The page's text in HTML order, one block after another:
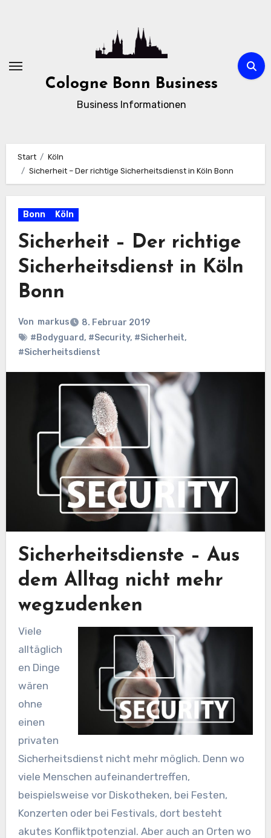
Cologne Bonn Business
Business Informationen
Start
Köln
Sicherheit – Der richtige Sicherheitsdienst in Köln Bonn
Bonn Köln
Sicherheit – Der richtige
Sicherheitsdienst in Köln
Bonn
Von markus
8. Februar 2019
#Bodyguard, #Security, #Sicherheit,
#Sicherheitsdienst
Sicherheitsdienste – Aus
dem Alltag nicht mehr
wegzudenken
Viele
alltäglich
en Dinge
wären
ohne
einen
privaten
Sicherheitsdienst nicht mehr möglich. Denn wo
viele Menschen aufeinandertreffen,
beispielsweise vor Diskotheken, bei Festen,
Konzerten oder bei Festivals, dort besteht
akutes Konfliktpotenzial. Aber auch an Orten wo